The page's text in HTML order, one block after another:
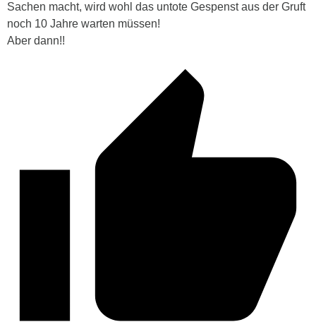
Sachen macht, wird wohl das untote Gespenst aus der Gruft
noch 10 Jahre warten müssen!
Aber dann!!